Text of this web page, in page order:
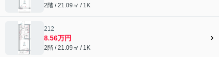
2階 / 21.09㎡ / 1K
212
8.56万円
2階 / 21.09㎡ / 1K